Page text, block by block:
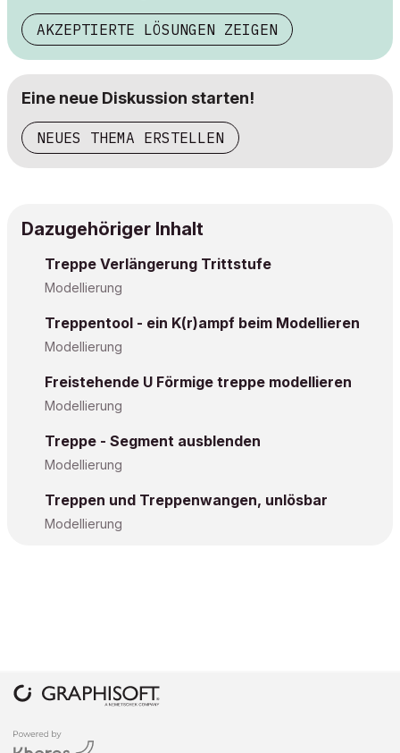
AKZEPTIERTE LÖSUNGEN ZEIGEN
Eine neue Diskussion starten!
NEUES THEMA ERSTELLEN
Dazugehöriger Inhalt
Treppe Verlängerung Trittstufe
Modellierung
Treppentool - ein K(r)ampf beim Modellieren
Modellierung
Freistehende U Förmige treppe modellieren
Modellierung
Treppe - Segment ausblenden
Modellierung
Treppen und Treppenwangen, unlösbar
Modellierung